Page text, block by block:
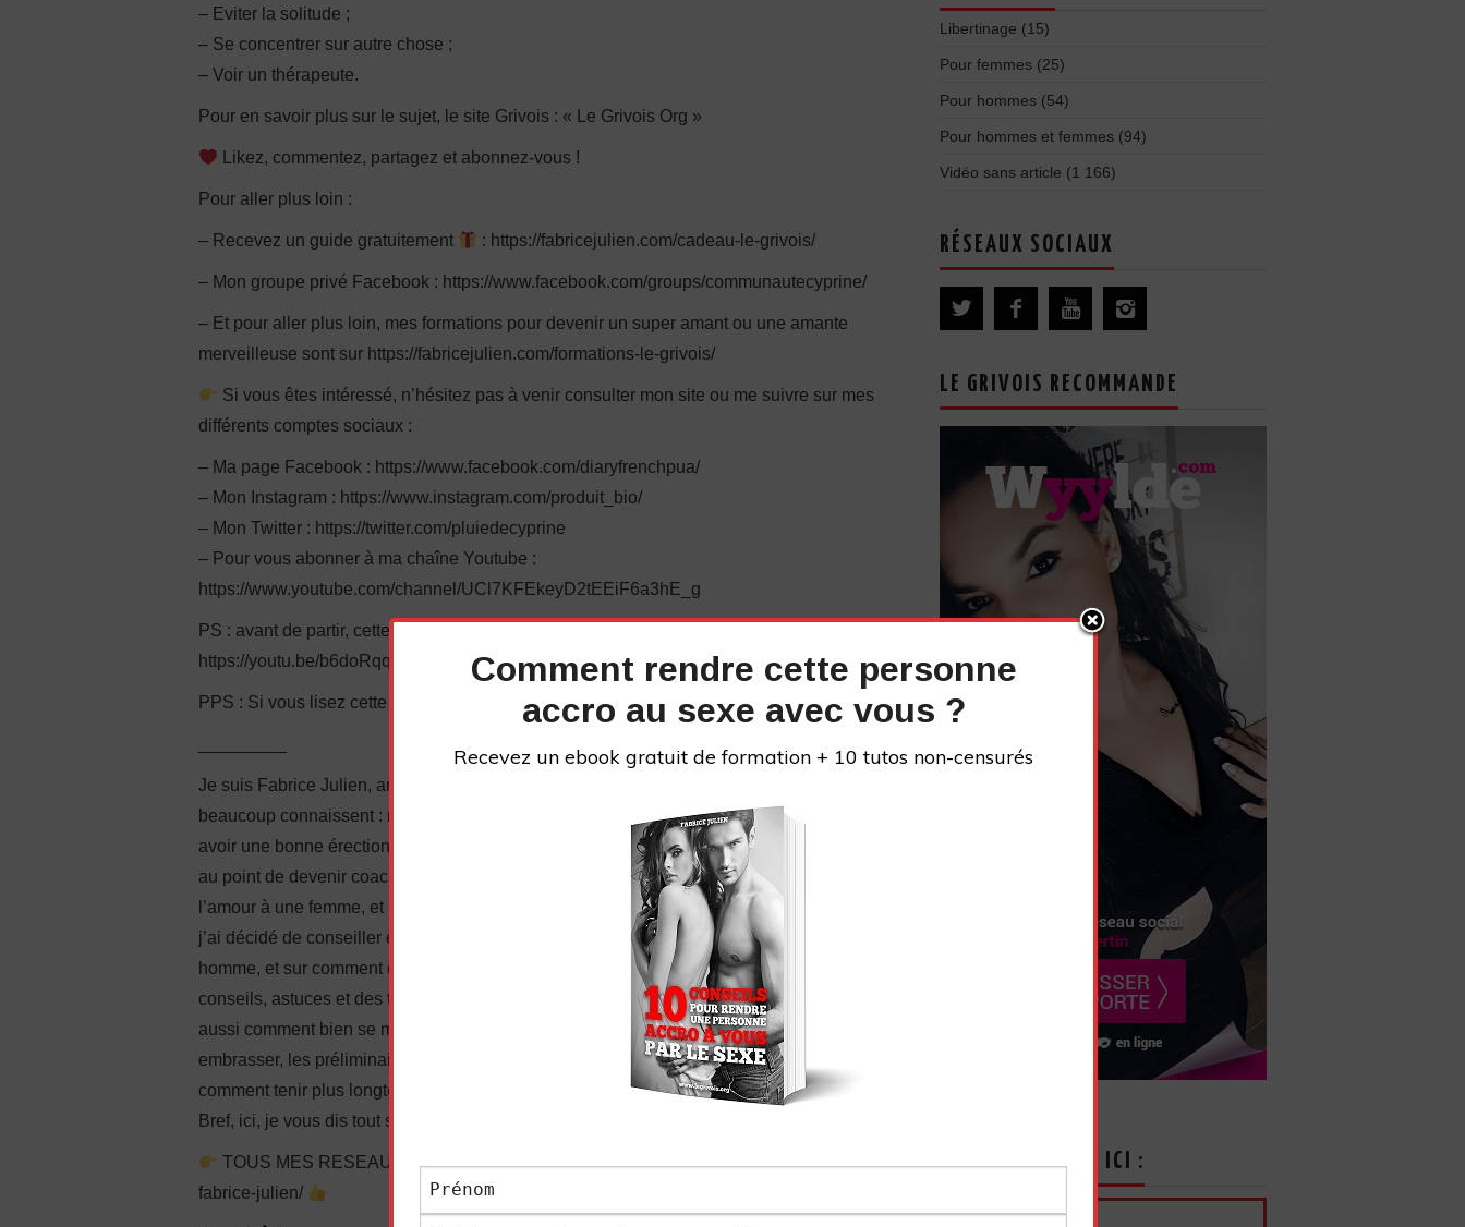
– Eviter la solitude ;
– Se concentrer sur autre chose ;
– Voir un thérapeute.
Pour en savoir plus sur le sujet, le site Grivois : « Le Grivois Org »
Likez, commentez, partagez et abonnez-vous !
Pour aller plus loin :
– Recevez un guide gratuitement : https://fabricejulien.com/cadeau-le-grivois/
– Mon groupe privé Facebook : https://www.facebook.com/groups/communautecyprine/
– Et pour aller plus loin, mes formations pour devenir un super amant ou une amante
merveilleuse sont sur https://fabricejulien.com/formations-le-grivois/
Si vous êtes intéressé, n’hésitez pas à venir consulter mon site ou me suivre sur mes
différents comptes sociaux :
– Ma page Facebook : https://www.facebook.com/diaryfrenchpua/
– Mon Instagram : https://www.instagram.com/produit_bio/
– Mon Twitter : https://twitter.com/pluiedecyprine
– Pour vous abonner à ma chaîne Youtube :
https://www.youtube.com/channel/UCl7KFEkeyD2tEEiF6a3hE_g
PS : avant de partir, cette autre vidéo pourrait bien vous intéresser
https://youtu.be/b6doRqqUWxY
PPS : Si vous lisez cette ligne, écrivez « #teamcyprine » dans les commentaires !
Je suis Fabrice Julien, ancien timide au parcours difficile. J’ai connu les problèmes que
beaucoup connaissent : manque de confiance en soi, éjaculation précoce, difficultés à
avoir une bonne érection, complexes…Je me suis formé pour devenir un bon coup au lit,
au point de devenir coach en sexualité, et d’aider de nombreux hommes à bien faire
l’amour à une femme, et même à faire jouir une fille. Soucieux de satisfaire tout le monde,
j’ai décidé de conseiller également les femmes sur comment bien faire l’amour à un
homme, et sur comment donner du plaisir à un homme. Le Grivois vous donne des
conseils, astuces et des techniques sexuelles pour savoir comment faire l’amour mais
aussi comment bien se masturber. J’aborde des sujets variés comme : comment bien
embrasser, les préliminaires, comment doigter une fille, comment faire un cunnilingus,
comment tenir plus longtemps, comment faire une fellation, les meilleures positions, etc.
Bref, ici, je vous dis tout sur comment bien faire l’amour !
TOUS MES RESEAUX SOCIAUX : https://fabricejulien.com/reseaux-sociaux-de-
fabrice-julien/
Libertinage (15)
Pour femmes (25)
Pour hommes (54)
Pour hommes et femmes (94)
Vidéo sans article (1 166)
RÉSEAUX SOCIAUX
LE GRIVOIS RECOMMANDE
INSCRIVEZ-VOUS ICI :
Comment rendre cette personne
accro au sexe avec vous ?
Recevez un ebook gratuit de formation + 10 tutos non-censurés